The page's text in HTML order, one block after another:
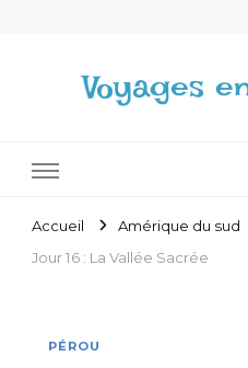
Voyages
Accueil Amérique du sud
Jour 16 : La Vallée Sacrée
PÉROU